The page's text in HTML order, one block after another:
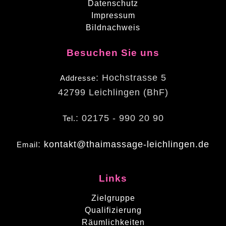
Datenschutz
Impressum
Bildnachweis
Besuchen Sie uns
Addresse: Hochstrasse 5
42799 Leichlingen (BhF)
Tel.: 02175 - 990 20 90
Email: kontakt@thaimassage-leichlingen.de
Links
Zielgruppe
Qualifizierung
Räumlichkeiten